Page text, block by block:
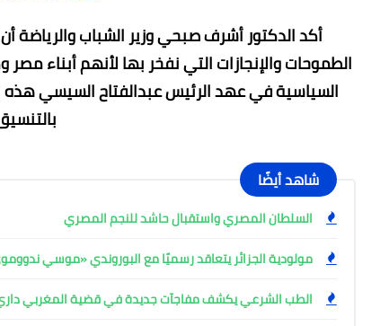
أكد الدكتور أشرف صبحي وزير الشباب والرياضة
الطموحات والإنجازات التي نفخر بها لأنهم أبناء
السياسية في عهد الرئيس عبدالفتاح السيسي هذه
شاهد أيضًا
السلطان المصري واستقبال حاشد للنجم المصري
مولودية الجزائر يتعاقد رسميًا مع البوروندي «موسي
الطب الشرعي يكشف مفاجآت جديدة في قضية المغربي